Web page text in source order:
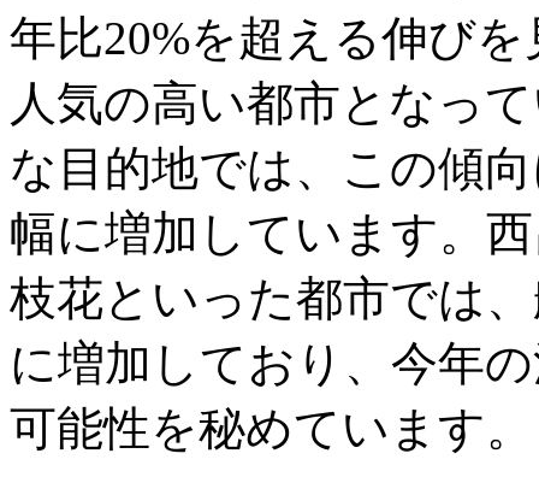
年比20%を超える伸び
人気の高い都市となっ
な目的地では、この傾
幅に増加しています。
枝花といった都市では
に増加しており、今年
可能性を秘めています。